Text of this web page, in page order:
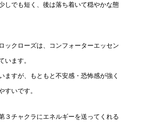
しでも短く、後は落ち着いて穏やかな態
ックローズは、 コンフォーターエッセン
います。
すが、もともと不安感・恐怖感が強く
いです。
３チャクラにエネルギーを送ってくれる